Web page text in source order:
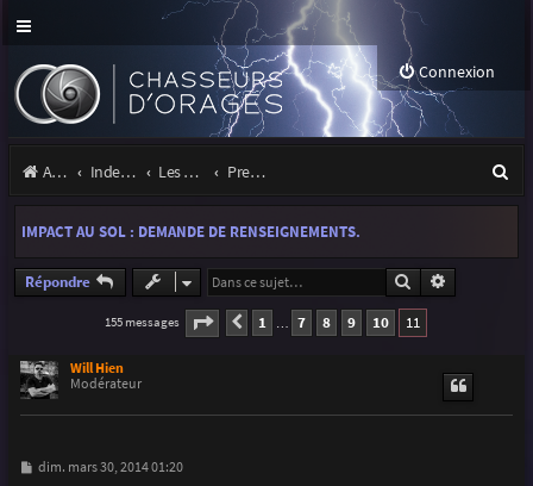
Connexion
Accueil Index du forum Les orages Premiers pas sous les orages
e
h
IMPACT AU SOL : DEMANDE DE RENSEIGNEMENTS.
Répondre Rechercher
155 messages Page 11 sur11
Précédente
1 … 7 8 9 10 11
Will Hien
Modérateur
M
dim. mars 30, 2014 01:20